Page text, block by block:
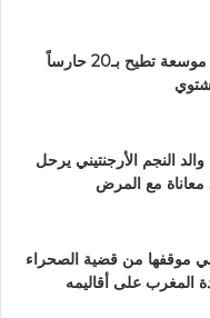
مراكش.. حملة أمنية موسعة تطيح بـ20 حارساً
النجم الأرجنتيني يرحل
في موقفها من قضية الصحراء
المغرب على أقاليمه